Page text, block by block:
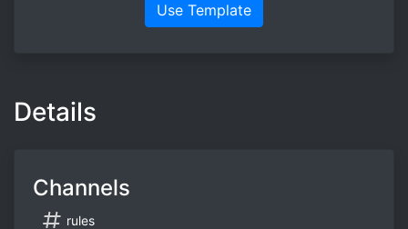
Use Template
Details
Channels
rules